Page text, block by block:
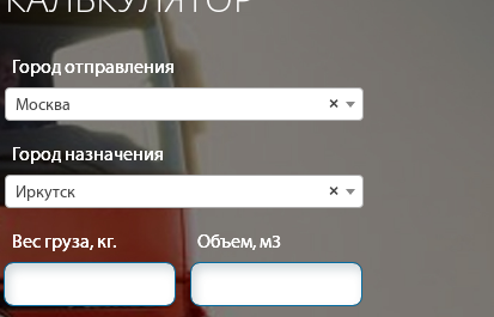
Город отправления
×
Москва
Город назначения
×
Иркутск
Вес груза, кг. Объем, м3